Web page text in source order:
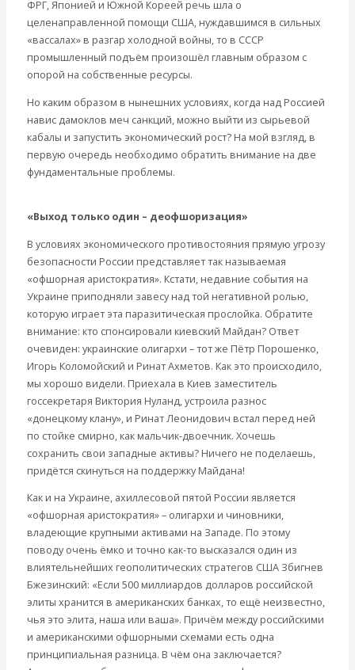
ФРГ, Японией и Южной Кореей речь шла о
целенаправленной помощи США, нуждавшимся в сильных
«вассалах» в разгар холодной войны, то в СССР
промышленный подъём произошёл главным образом с
опорой на собственные ресурсы.
Но каким образом в нынешних условиях, когда над Россией
навис дамоклов меч санкций, можно выйти из сырьевой
кабалы и запустить экономический рост? На мой взгляд, в
первую очередь необходимо обратить внимание на две
фундаментальные проблемы.
«Выход только один – деофшоризация»
В условиях экономического противостояния прямую угрозу
безопасности России представляет так называемая
«офшорная аристократия». Кстати, недавние события на
Украине приподняли завесу над той негативной ролью,
которую играет эта паразитическая прослойка. Обратите
внимание: кто спонсировали киевский Майдан? Ответ
очевиден: украинские олигархи – тот же Пётр Порошенко,
Игорь Коломойский и Ринат Ахметов. Как это происходило,
мы хорошо видели. Приехала в Киев заместитель
госсекретаря Виктория Нуланд, устроила разнос
«донецкому клану», и Ринат Леонидович встал перед ней
по стойке смирно, как мальчик-двоечник. Хочешь
сохранить свои западные активы? Ничего не поделаешь,
придётся скинуться на поддержку Майдана!
Как и на Украине, ахиллесовой пятой России является
«офшорная аристократия» – олигархи и чиновники,
владеющие крупными активами на Западе. По этому
поводу очень ёмко и точно как-то высказался один из
влиятельнейших геополитических стратегов США Збигнев
Бжезинский: «Если 500 миллиардов долларов российской
элиты хранится в американских банках, то ещё неизвестно,
чья это элита, наша или ваша». Причём между российскими
и американскими офшорными схемами есть одна
принципиальная разница. В чём она заключается?